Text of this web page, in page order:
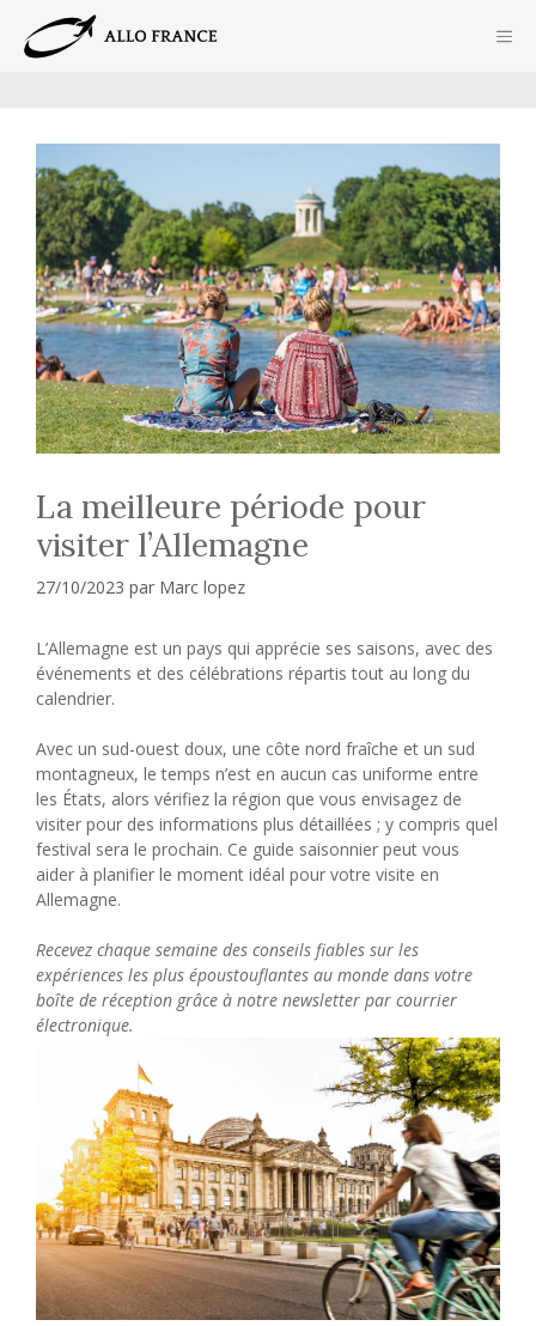
contenu
La meilleure période pour
visiter l’Allemagne
27/10/2023 par Marc lopez
L’Allemagne est un pays qui apprécie ses saisons, avec des
événements et des célébrations répartis tout au long du
calendrier.
Avec un sud-ouest doux, une côte nord fraîche et un sud
montagneux, le temps n’est en aucun cas uniforme entre
les États, alors vérifiez la région que vous envisagez de
visiter pour des informations plus détaillées ; y compris quel
festival sera le prochain. Ce guide saisonnier peut vous
aider à planifier le moment idéal pour votre visite en
Allemagne.
Recevez chaque semaine des conseils fiables sur les
expériences les plus époustouflantes au monde dans votre
boîte de réception grâce à notre newsletter par courrier
électronique.